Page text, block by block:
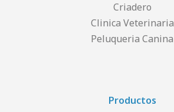
Criadero
Clinica Veterinaria
Peluqueria Canina
Productos